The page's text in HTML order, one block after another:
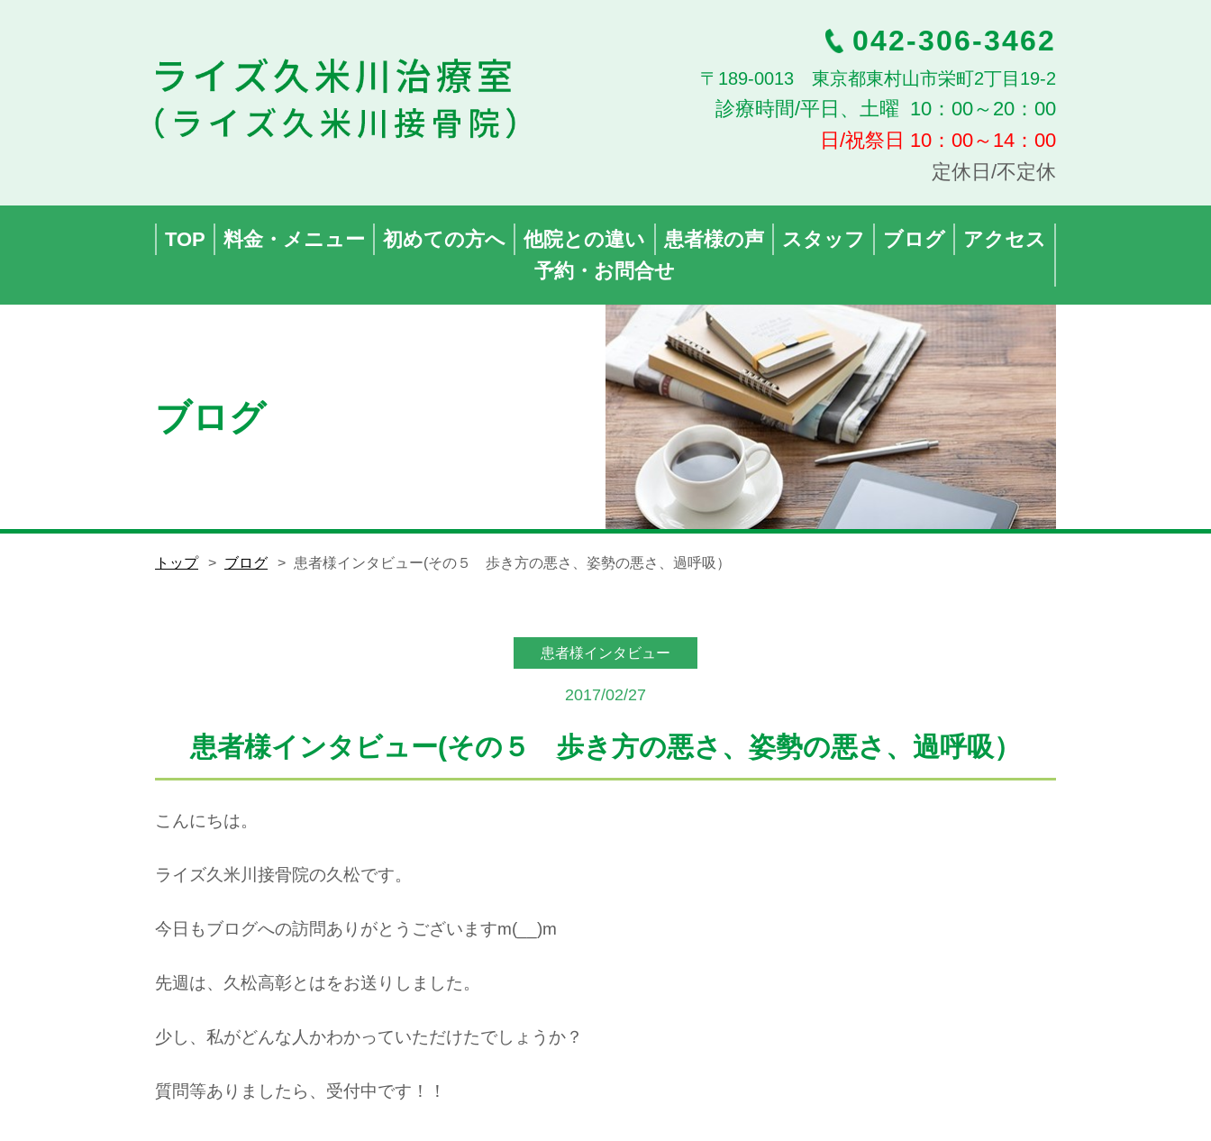
042-306-3462
〒189-0013 東京都東村山市栄町2丁目19-2
診療時間/平日、土曜 10：00～20：00
日/祝祭日 10：00～14：00
定休日/不定休
TOP 料金・メニュー 初めての方へ 他院との違い 患者様の声 スタッフ ブログ
アクセス
予約・お問合せ
ブログ
トップ ブログ 患者様インタビュー(その５ 歩き方の悪さ、姿勢の悪さ、過呼吸）
患者様インタビュー
2017/02/27
患者様インタビュー(その５ 歩き方の悪さ、姿勢の悪さ、過呼吸）
こんにちは。
ライズ久米川接骨院の久松です。
今日もブログへの訪問ありがとうございますm(__)m
先週は、久松高彰とはをお送りしました。
少し、私がどんな人かわかっていただけたでしょうか？
質問等ありましたら、受付中です！！